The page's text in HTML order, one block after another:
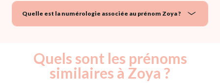
Quelle est la numérologie associée au prénom Zoya ?
Quels sont les prénoms
similaires à Zoya ?